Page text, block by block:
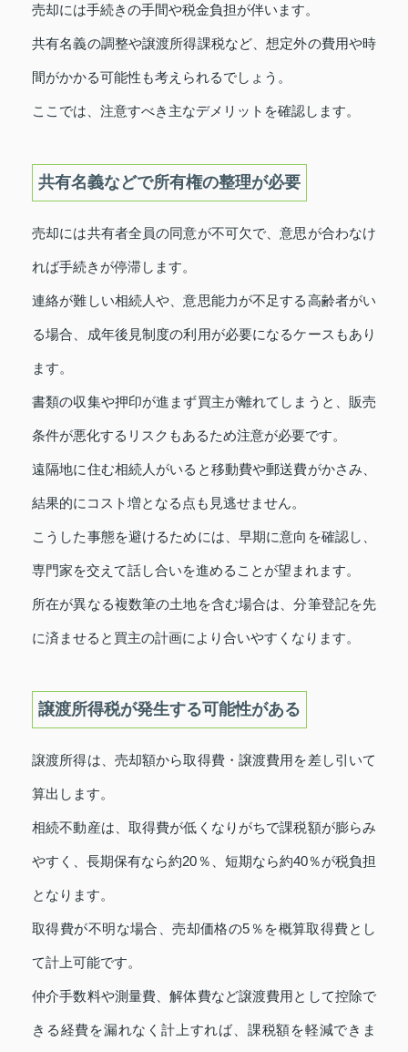
売却には手続きの手間や税金負担が伴います。
共有名義の調整や譲渡所得課税など、想定外の費用や時
間がかかる可能性も考えられるでしょう。
ここでは、注意すべき主なデメリットを確認します。
共有名義などで所有権の整理が必要
売却には共有者全員の同意が不可欠で、意思が合わなけ
れば手続きが停滞します。
連絡が難しい相続人や、意思能力が不足する高齢者がい
る場合、成年後見制度の利用が必要になるケースもあり
ます。
書類の収集や押印が進まず買主が離れてしまうと、販売
条件が悪化するリスクもあるため注意が必要です。
遠隔地に住む相続人がいると移動費や郵送費がかさみ、
結果的にコスト増となる点も見逃せません。
こうした事態を避けるためには、早期に意向を確認し、
専門家を交えて話し合いを進めることが望まれます。
所在が異なる複数筆の土地を含む場合は、分筆登記を先
に済ませると買主の計画により合いやすくなります。
譲渡所得税が発生する可能性がある
譲渡所得は、売却額から取得費・譲渡費用を差し引いて
算出します。
相続不動産は、取得費が低くなりがちで課税額が膨らみ
やすく、長期保有なら約20％、短期なら約40％が税負担
となります。
取得費が不明な場合、売却価格の5％を概算取得費とし
て計上可能です。
仲介手数料や測量費、解体費など譲渡費用として控除で
きる経費を漏れなく計上すれば、課税額を軽減できま